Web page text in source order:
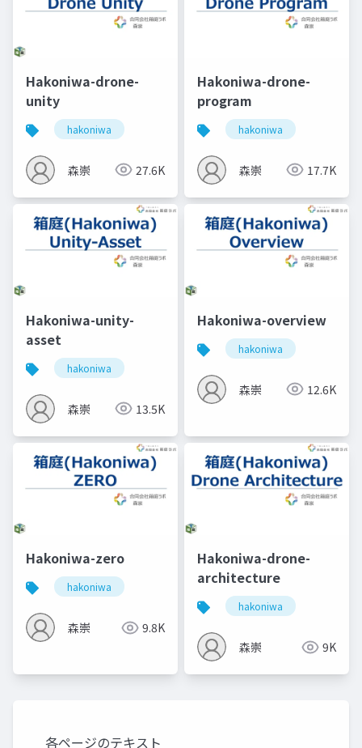
Hakoniwa-drone-
unity
hakoniwa
森崇 27.6K
Hakoniwa-drone-
program
hakoniwa
森崇 17.7K
Hakoniwa-unity-
asset
hakoniwa
森崇 13.5K
Hakoniwa-overview
hakoniwa
森崇 12.6K
Hakoniwa-zero
hakoniwa
森崇 9.8K
Hakoniwa-drone-
architecture
hakoniwa
森崇 9K
各ページのテキスト